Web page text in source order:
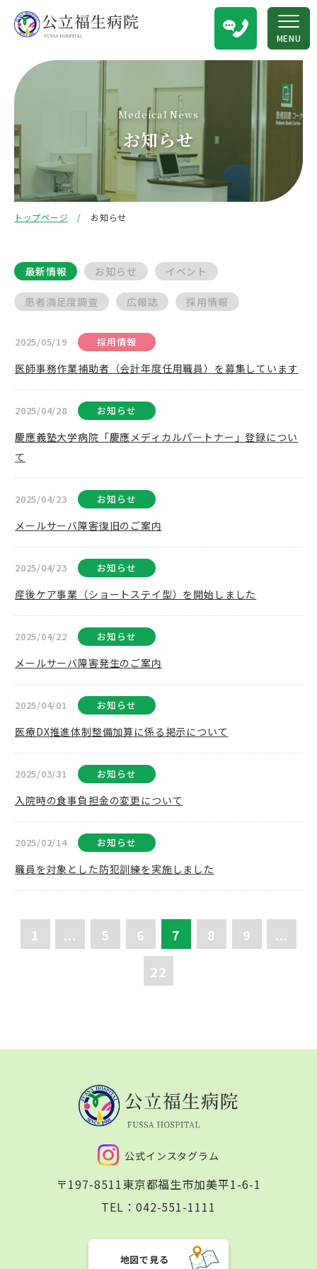
MENU
Medeical News
お知らせ
トップページ お知らせ
最新情報 お知らせ イベント
患者満足度調査 広報誌 採用情報
2025/05/19 採用情報
医師事務作業補助者（会計年度任用職員）を募集しています
2025/04/28 お知らせ
慶應義塾大学病院「慶應メディカルパートナー」登録につい
て
2025/04/23 お知らせ
メールサーバ障害復旧のご案内
2025/04/23 お知らせ
産後ケア事業（ショートステイ型）を開始しました
2025/04/22 お知らせ
メールサーバ障害発生のご案内
2025/04/01 お知らせ
医療DX推進体制整備加算に係る掲示について
2025/03/31 お知らせ
入院時の食事負担金の変更について
2025/02/14 お知らせ
職員を対象とした防犯訓練を実施しました
1 ... 5 6 7 8 9
...
22
公式インスタグラム
〒197-8511東京都福生市加美平1-6-1
TEL： 042-551-1111
地図で見る